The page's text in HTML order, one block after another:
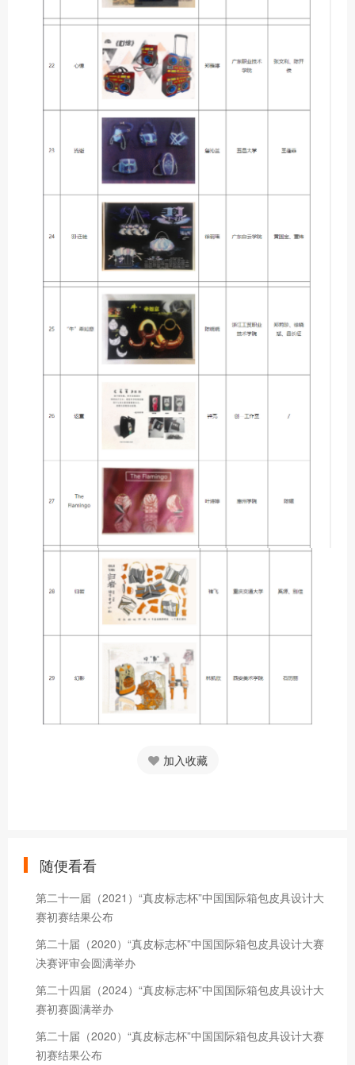
加入收藏
随便看看
第二十一届（2021）“真皮标志杯”中国国际箱包皮具设计大
赛初赛结果公布
第二十届（2020）“真皮标志杯”中国国际箱包皮具设计大赛
决赛评审会圆满举办
第二十四届（2024）“真皮标志杯”中国国际箱包皮具设计大
赛初赛圆满举办
第二十届（2020）“真皮标志杯”中国国际箱包皮具设计大赛
初赛结果公布